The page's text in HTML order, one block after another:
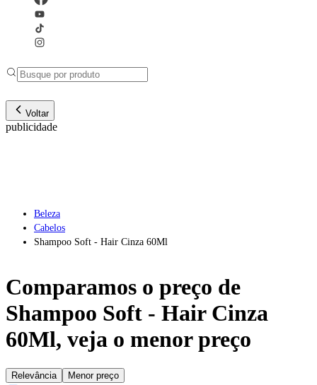
Voltar
publicidade
Beleza
Cabelos
Shampoo Soft - Hair Cinza 60Ml
Comparamos o preço de
Shampoo Soft - Hair Cinza
60Ml, veja o menor preço
Relevância Menor preço